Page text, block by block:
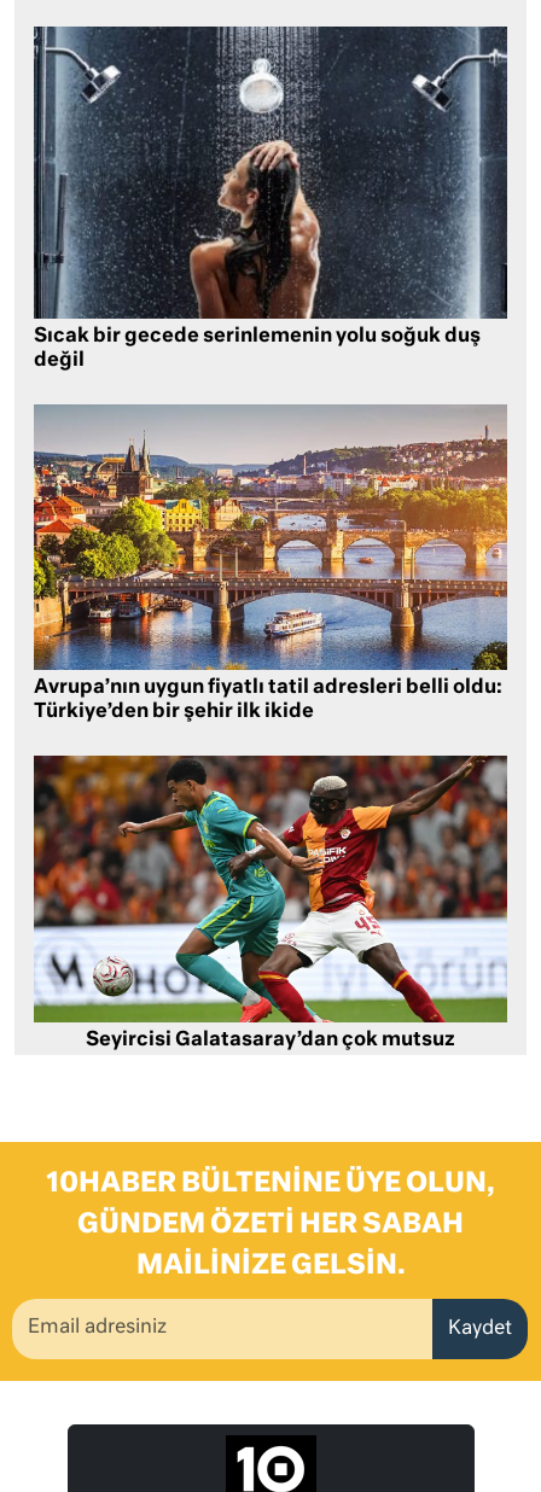
Sıcak bir gecede serinlemenin yolu soğuk duş
değil
Avrupa’nın uygun fiyatlı tatil adresleri belli oldu:
Türkiye’den bir şehir ilk ikide
Seyircisi Galatasaray’dan çok mutsuz
10HABER BÜLTENINE ÜYE OLUN,
GÜNDEM ÖZETI HER SABAH
MAILINIZE GELSIN.
Kaydet